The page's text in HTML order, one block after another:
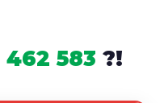
462 583 ?!